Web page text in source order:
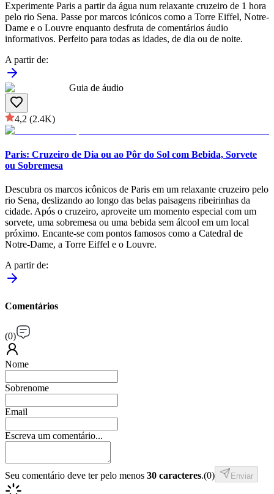
Experimente Paris a partir da água num relaxante cruzeiro de 1 hora
pelo rio Sena. Passe por marcos icónicos como a Torre Eiffel, Notre-
Dame e o Louvre enquanto desfruta de comentários áudio
informativos. Perfeito para todas as idades, de dia ou de noite.
A partir de:
Guia de áudio
4,2 (2.4K)
Paris: Cruzeiro de Dia ou ao Pôr do Sol com Bebida, Sorvete
ou Sobremesa
Descubra os marcos icônicos de Paris em um relaxante cruzeiro pelo
rio Sena, deslizando ao longo das belas paisagens ribeirinhas da
cidade. Após o cruzeiro, aproveite um momento especial com um
sorvete, uma sobremesa ou uma bebida sem álcool em um local
próximo. Encante-se com pontos famosos como a Catedral de
Notre-Dame, a Torre Eiffel e o Louvre.
A partir de:
Comentários
(0)
Nome
Sobrenome
Email
Escreva um comentário...
Seu comentário deve ter pelo menos 30 caracteres.(0) Enviar